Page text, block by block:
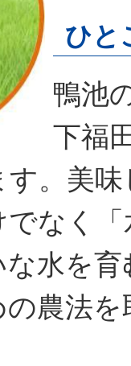
ひと
鴨池
下福
す。美
なく
水を
農法